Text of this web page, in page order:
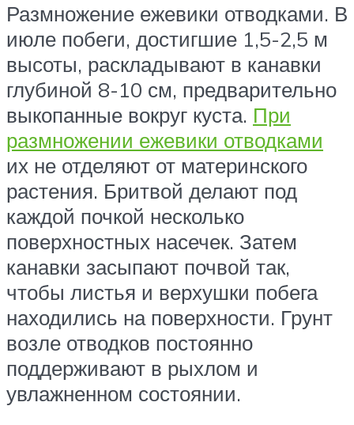
Размножение ежевики отводками. В
июле побеги, достигшие 1,5-2,5 м
высоты, раскладывают в канавки
глубиной 8-10 см, предварительно
выкопанные вокруг куста. При
размножении ежевики отводками
их не отделяют от материнского
растения. Бритвой делают под
каждой почкой несколько
поверхностных насечек. Затем
канавки засыпают почвой так,
чтобы листья и верхушки побега
находились на поверхности. Грунт
возле отводков постоянно
поддерживают в рыхлом и
увлажненном состоянии.